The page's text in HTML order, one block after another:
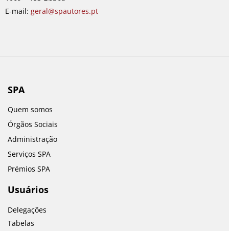
E-mail: geral@spautores.pt
SPA
Quem somos
Órgãos Sociais
Administração
Serviços SPA
Prémios SPA
Usuários
Delegações
Tabelas